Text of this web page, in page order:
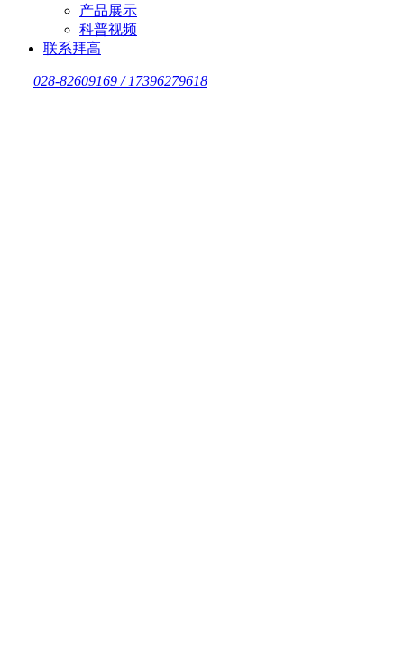
产品展示
科普视频
联系拜高
028-82609169 / 17396279618